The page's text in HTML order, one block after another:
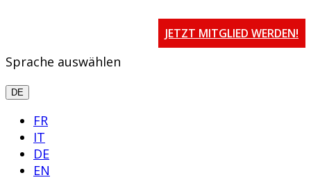
JETZT MITGLIED WERDEN!
Sprache auswählen
DE
FR
IT
DE
EN